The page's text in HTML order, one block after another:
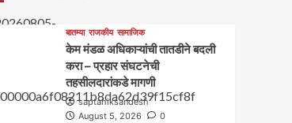
बातम्या राजकीय सामाजिक
केम मंडळ अधिकाऱ्यांची तातडीने बदली
करा – प्रहार संघटनेची
तहसीलदारांकडे मागणी
saptahiksandesh
August 5, 2026
0